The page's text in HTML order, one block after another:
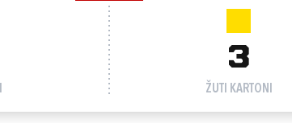
3
ŽUTI KARTONI